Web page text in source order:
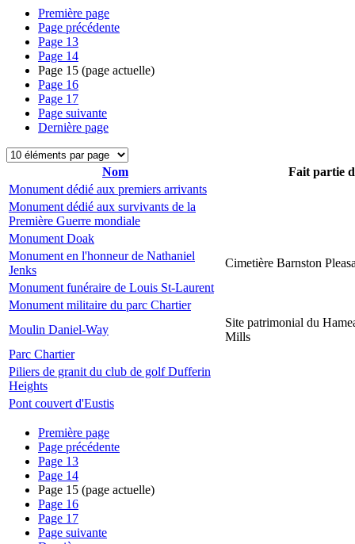
Première page
Page précédente
Page 13
Page 14
Page 15 (page actuelle)
Page 16
Page 17
Page suivante
Dernière page
Nom
Fait partie
Monument dédié aux premiers arrivants
Monument dédié aux survivants de la
Première Guerre mondiale
Monument Doak
Monument en l'honneur de Nathaniel
Jenks
Cimetière Barnston
Monument funéraire de Louis St-Laurent
Monument militaire du parc Chartier
Moulin Daniel-Way
Site patrimonial du
Mills
Parc Chartier
Piliers de granit du club de golf Dufferin
Heights
Pont couvert d'Eustis
Première page
Page précédente
Page 13
Page 14
Page 15 (page actuelle)
Page 16
Page 17
Page suivante